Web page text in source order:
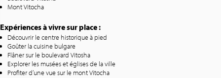
Mont Vitocha
Expériences à vivre sur place :
Découvrir le centre historique à pied
Goûter la cuisine bulgare
Flâner sur le boulevard Vitosha
Explorer les musées et églises de la ville
Profiter d’une vue sur le mont Vitocha